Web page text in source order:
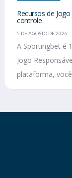
Recursos de
controle
5 DE AGOSTO DE 2026
A Sportingbet é
Jogo
plataforma,